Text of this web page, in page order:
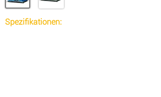
Spezifikationen: